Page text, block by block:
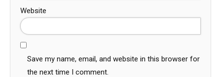
Website
Save my name, email, and website in this browser for
the next time I comment.